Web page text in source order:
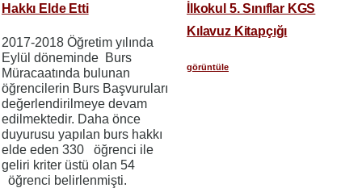
Hakkı Elde Etti
2017-2018 Öğretim yılında
Eylül döneminde Burs
Müracaatında bulunan
öğrencilerin Burs Başvuruları
değerlendirilmeye devam
edilmektedir. Daha önce
duyurusu yapılan burs hakkı
elde eden 330 öğrenci ile
geliri kriter üstü olan 54
öğrenci belirlenmişti.
İlkokul 5. Sınıflar KGS
Kılavuz Kitapçığı
görüntüle